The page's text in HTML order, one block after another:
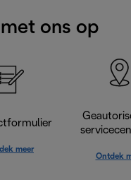
ons op
meer
Ontdek